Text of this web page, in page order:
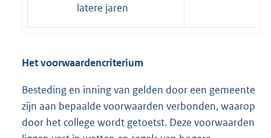
latere jaren
Het voorwaardencriterium
Besteding en inning van gelden door een gemeente
zijn aan bepaalde voorwaarden verbonden, waarop
door het college wordt getoetst. Deze voorwaarden